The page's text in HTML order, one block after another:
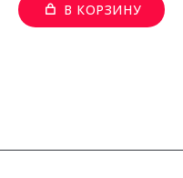
В КОРЗИНУ